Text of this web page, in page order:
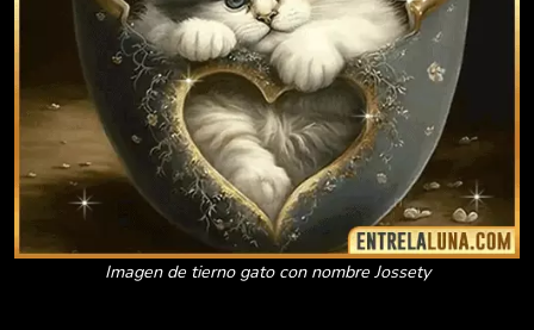
Imagen de tierno gato con nombre Jossety